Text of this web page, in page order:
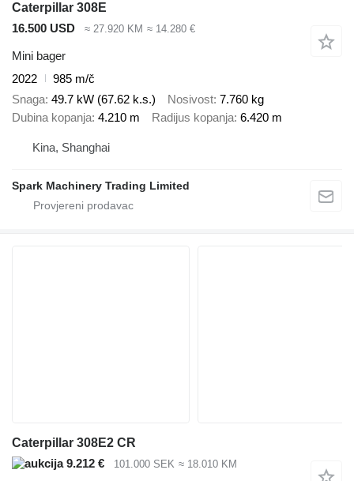
Caterpillar 308E
16.500 USD
≈ 27.920 KM ≈ 14.280 €
Mini bager
2022
985 m/č
Snaga 49.7 kW (67.62 k.s.) Nosivost 7.760 kg
Dubina kopanja 4.210 m Radijus kopanja 6.420 m
Kina, Shanghai
Spark Machinery Trading Limited
Caterpillar 308E2 CR
9.212 €
101.000 SEK ≈ 18.010 KM